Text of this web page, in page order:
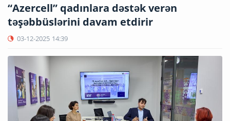
“Azercell” qadınlara dəstək verən
təşəbbüslərini davam etdirir
03-12-2025 14:39